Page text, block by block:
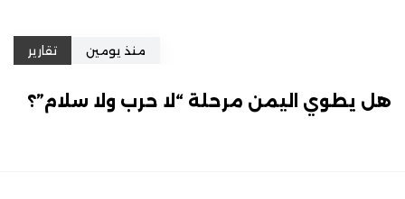
منذ يومين تقارير
هل يطوي اليمن مرحلة “لا حرب ولا سلام”؟